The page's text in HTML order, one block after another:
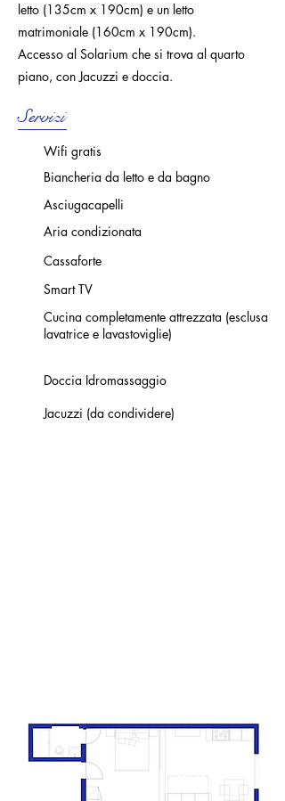
letto (135cm x 190cm) e un letto
matrimoniale (160cm x 190cm).
Accesso al Solarium che si trova al quarto
piano, con Jacuzzi e doccia.
Servizi
Wifi gratis
Biancheria da letto e da bagno
Asciugacapelli
Aria condizionata
Cassaforte
Smart TV
Cucina completamente attrezzata (esclusa
lavatrice e lavastoviglie)
Doccia Idromassaggio
Jacuzzi (da condividere)